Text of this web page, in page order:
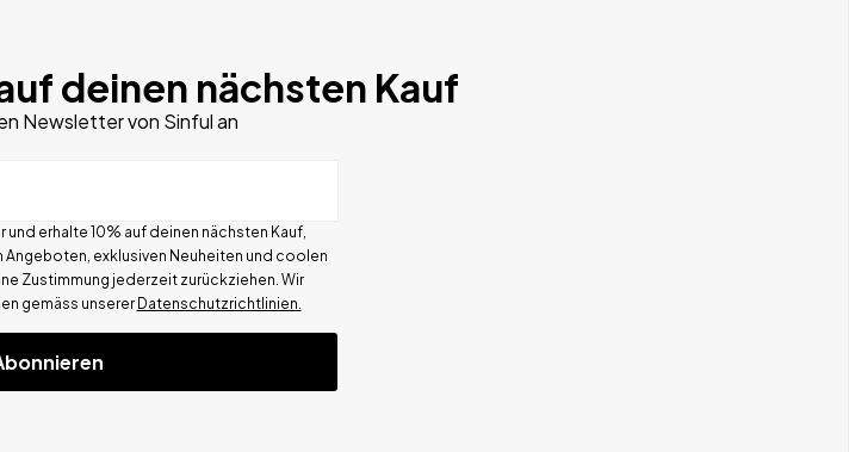
deinen nächsten Kauf
Newsletter von Sinful an
erhalte 10% auf deinen nächsten Kauf,
exklusiven Neuheiten und coolen
Zustimmung jederzeit zurückziehen. Wir
gemäss unserer Datenschutzrichtlinien.